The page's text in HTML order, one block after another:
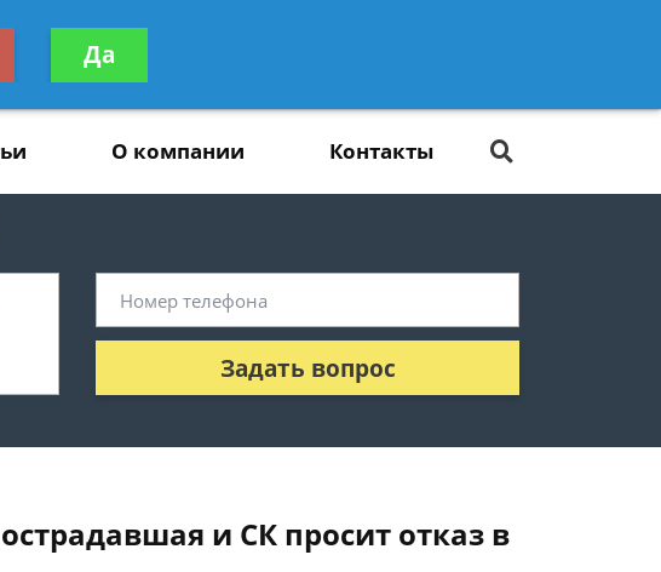
консультацию
бесплатно
О компании Контакты
Задать вопрос
и СК просит отказ в
Да